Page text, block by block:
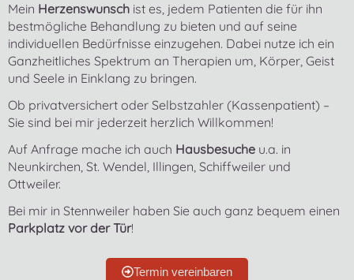
Mein Herzenswunsch ist es, jedem Patienten die für ihn
bestmögliche Behandlung zu bieten und auf seine
individuellen Bedürfnisse einzugehen. Dabei nutze ich ein
Ganzheitliches Spektrum an Therapien um, Körper, Geist
und Seele in Einklang zu bringen.
Ob privatversichert oder Selbstzahler (Kassenpatient) –
Sie sind bei mir jederzeit herzlich Willkommen!
Auf Anfrage mache ich auch Hausbesuche u.a. in
Neunkirchen, St. Wendel, Illingen, Schiffweiler und
Ottweiler.
Bei mir in Stennweiler haben Sie auch ganz bequem einen
Parkplatz vor der Tür!
Termin vereinbaren